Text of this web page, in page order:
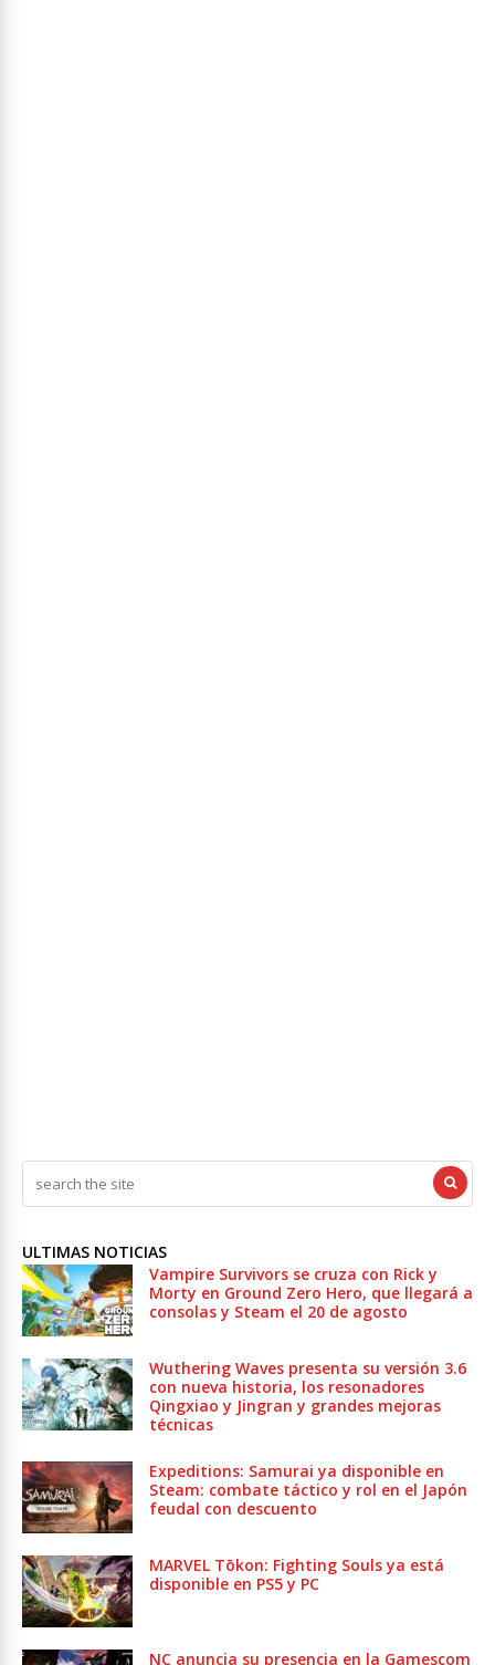
ULTIMAS NOTICIAS
Vampire Survivors se cruza con Rick y
Morty en Ground Zero Hero, que llegará a
consolas y Steam el 20 de agosto
Wuthering Waves presenta su versión 3.6
con nueva historia, los resonadores
Qingxiao y Jingran y grandes mejoras
técnicas
Expeditions: Samurai ya disponible en
Steam: combate táctico y rol en el Japón
feudal con descuento
MARVEL Tōkon: Fighting Souls ya está
disponible en PS5 y PC
NC anuncia su presencia en la Gamescom